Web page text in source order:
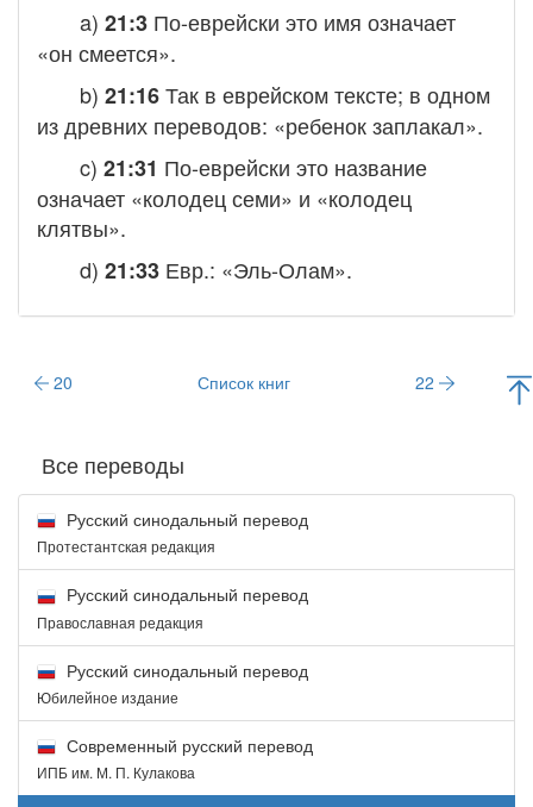
a) 21:3 По-еврейски это имя означает
«он смеется».
b) 21:16Так в еврейском тексте; в одном
из древних переводов: «ребенок заплакал».
c) 21:31 По-еврейски это название
означает «колодец семи» и «колодец
клятвы».
d) 21:33 Евр.: «Эль-Олам».
20 Список книг 22
Все переводы
Русский синодальный перевод
Протестантская редакция
Русский синодальный перевод
Православная редакция
Русский синодальный перевод
Юбилейное издание
Современный русский перевод
ИПБ им. М. П. Кулакова